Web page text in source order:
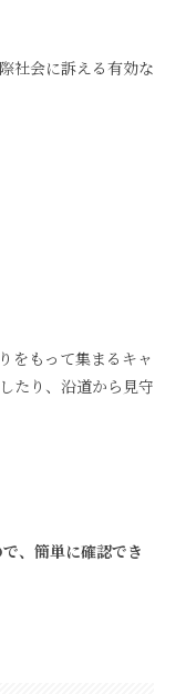
社会に訴える有効な
をもって集まるキャ
たり、沿道から見守
、簡単に確認でき